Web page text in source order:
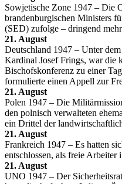
Sowjetische Zone 1947 – Die
brandenburgischen Ministers
(SED) zufolge – dringend
21. August
Deutschland 1947 – Unter
Kardinal Josef Frings, war die
Bischofskonferenz zu einer
formulierte einen Appell zur
21. August
Polen 1947 – Die
den polnisch verwalteten
ein Drittel der
21. August
Frankreich 1947 – Es hatten
entschlossen, als freie Arbeiter
21. August
UNO 1947 – Der